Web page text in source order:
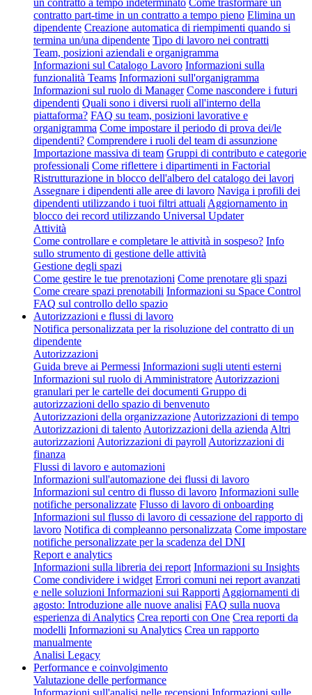
contratto part-time in un contratto a tempo pieno Elimina un
dipendente Creazione automatica di riempimenti quando si
termina un/una dipendente Tipo di lavoro nei contratti
Team, posizioni aziendali e organigramma
Informazioni sul Catalogo Lavoro Informazioni sulla
funzionalità Teams Informazioni sull'organigramma
Informazioni sul ruolo di Manager Come nascondere i futuri
dipendenti Quali sono i diversi ruoli all'interno della
piattaforma? FAQ su team, posizioni lavorative e
organigramma Come impostare il periodo di prova dei/le
dipendenti? Comprendere i ruoli del team di assunzione
Importazione massiva di team Gruppi di contributo e categorie
professionali Come riflettere i dipartimenti in Factorial
Ristrutturazione in blocco dell'albero del catalogo dei lavori
Assegnare i dipendenti alle aree di lavoro Naviga i profili dei
dipendenti utilizzando i tuoi filtri attuali Aggiornamento in
blocco dei record utilizzando Universal Updater
Attività
Come controllare e completare le attività in sospeso? Info
sullo strumento di gestione delle attività
Gestione degli spazi
Come gestire le tue prenotazioni Come prenotare gli spazi
Come creare spazi prenotabili Informazioni su Space Control
FAQ sul controllo dello spazio
Autorizzazioni e flussi di lavoro
Notifica personalizzata per la risoluzione del contratto di un
dipendente
Autorizzazioni
Guida breve ai Permessi Informazioni sugli utenti esterni
Informazioni sul ruolo di Amministratore Autorizzazioni
granulari per le cartelle dei documenti Gruppo di
autorizzazioni dello spazio di benvenuto
Autorizzazioni della organizzazione Autorizzazioni di tempo
Autorizzazioni di talento Autorizzazioni della azienda Altri
autorizzazioni Autorizzazioni di payroll Autorizzazioni di
finanza
Flussi di lavoro e automazioni
Informazioni sull'automazione dei flussi di lavoro
Informazioni sul centro di flusso di lavoro Informazioni sulle
notifiche personalizzate Flusso di lavoro di onboarding
Informazioni sul flusso di lavoro di cessazione del rapporto di
lavoro Notifica di compleanno personalizzata Come impostare
notifiche personalizzate per la scadenza del DNI
Report e analytics
Informazioni sulla libreria dei report Informazioni su Insights
Come condividere i widget Errori comuni nei report avanzati
e nelle soluzioni Informazioni sui Rapporti Aggiornamenti di
agosto: Introduzione alle nuove analisi FAQ sulla nuova
esperienza di Analytics Crea reporti con One Crea reporti da
modelli Informazioni su Analytics Crea un rapporto
manualmente
Analisi Legacy
Performance e coinvolgimento
Valutazione delle performance
Informazioni sull'analisi nelle recensioni Informazioni sulle